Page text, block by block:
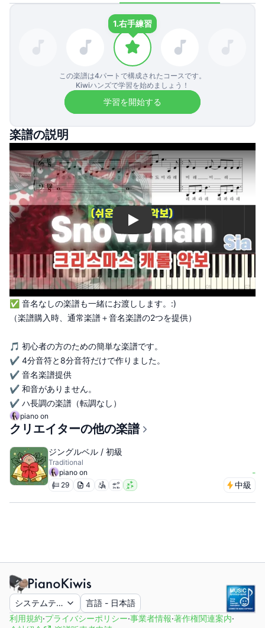
1.右手練習
この楽譜は4パートで構成されたコースです。
Kiwiハンズで学習を始めましょう！
学習を開始する
楽譜の説明
Play
✅ 音名なしの楽譜も一緒にお渡しします。:)
（楽譜購入時、通常楽譜＋音名楽譜の2つを提供）
🎵 初心者の方のための簡単な楽譜です。
✔️ 4分音符と8分音符だけで作りました。
✔️ 音名楽譜提供
✔️ 和音がありません。
✔️ ハ長調の楽譜（転調なし）
piano on
クリエイターの他の楽譜
ジングルベル / 初級
Traditional
piano on
-
29 4 中級
システムテーマ 言語 - 日本語
利用規約·プライバシーポリシー·事業者情報·著作権関連案内·